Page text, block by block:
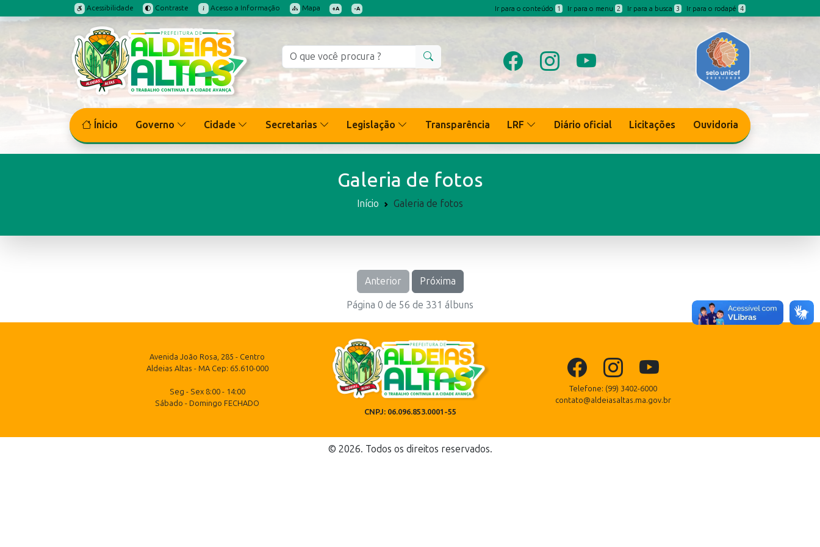
Acessibilidade Contraste Acesso a Informação Mapa +A -A Ir para o conteúdo 1 Ir para o menu 2 Ir para a busca 3 Ir para o rodapé 4
Ínicio Governo Cidade Secretarias Legislação Transparência LRF Diário oficial Licitações Ouvidoria
Galeria de fotos
Início Galeria de fotos
Anterior Próxima
Página 0 de 56 de 331 álbuns
Avenida João Rosa, 285 - Centro
Aldeias Altas - MA Cep: 65.610-000
Seg - Sex 8:00 - 14:00
Sábado - Domingo FECHADO
CNPJ: 06.096.853.0001-55
Telefone: (99) 3402-6000
contato@aldeiasaltas.ma.gov.br
© 2026. Todos os direitos reservados.